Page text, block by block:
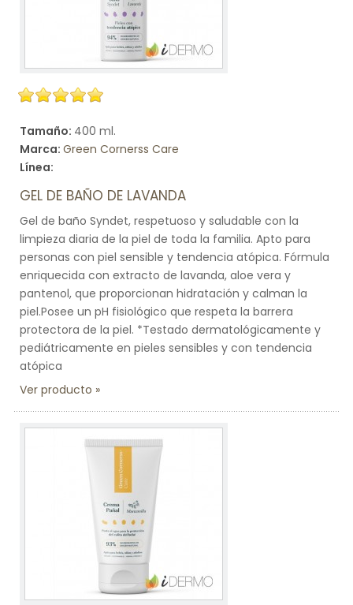
Tamaño: 400 ml.
Marca: Green Cornerss Care
Línea:
GEL DE BAÑO DE LAVANDA
Gel de baño Syndet, respetuoso y saludable con la
limpieza diaria de la piel de toda la familia. Apto para
personas con piel sensible y tendencia atópica. Fórmula
enriquecida con extracto de lavanda, aloe vera y
pantenol, que proporcionan hidratación y calman la
piel.Posee un pH fisiológico que respeta la barrera
protectora de la piel. *Testado dermatológicamente y
pediátricamente en pieles sensibles y con tendencia
atópica
Ver producto